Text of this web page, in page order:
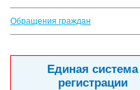
Обращения граждан
Единая система
регистрации